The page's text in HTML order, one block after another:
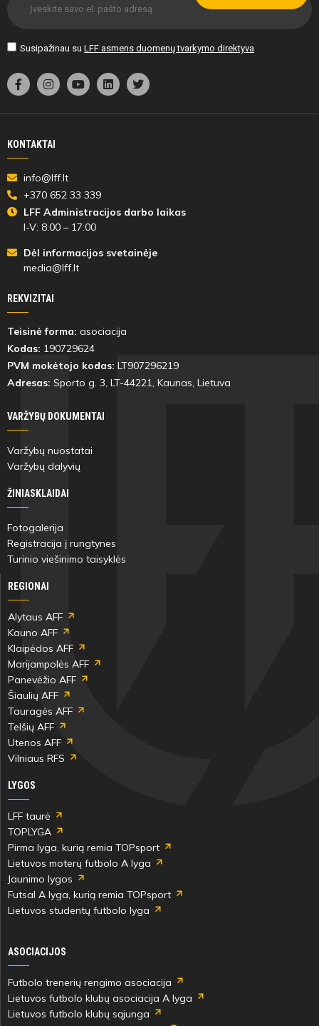
Susipažinau su LFF asmens duomenų tvarkymo direktyva
KONTAKTAI
info@lff.lt
+370 652 33 339
LFF Administracijos darbo laikas
I-V: 8:00 – 17:00
Dėl informacijos svetainėje
media@lff.lt
REKVIZITAI
Teisinė forma: asociacija
Kodas: 190729624
PVM mokėtojo kodas: LT907296219
Adresas: Sporto g. 3, LT-44221, Kaunas, Lietuva
VARŽYBŲ DOKUMENTAI
Varžybų nuostatai
Varžybų dalyvių
ŽINIASKLAIDAI
Fotogalerija
Registracija į rungtynes
Turinio viešinimo taisyklės
REGIONAI
Alytaus AFF
Kauno AFF
Klaipėdos AFF
Marijampolės AFF
Panevėžio AFF
Šiaulių AFF
Tauragės AFF
Telšių AFF
Utenos AFF
Vilniaus RFS
LYGOS
LFF taurė
TOPLYGA
Pirma lyga, kurią remia TOPsport
Lietuvos moterų futbolo A lyga
Jaunimo lygos
Futsal A lyga, kurią remia TOPsport
Lietuvos studentų futbolo lyga
ASOCIACIJOS
Futbolo trenerių rengimo asociacija
Lietuvos futbolo klubų asociacija A lyga
Lietuvos futbolo klubų sąjunga